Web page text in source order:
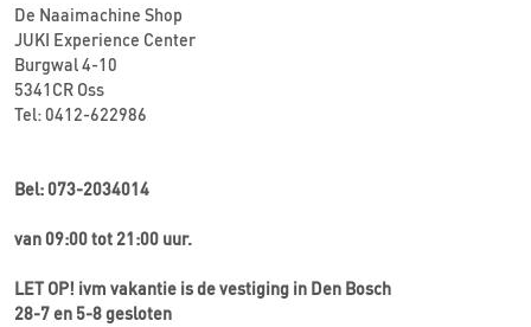
De Naaimachine Shop
JUKI Experience Center
Burgwal 4-10
5341CR Oss
Tel: 0412-622986
Bel: 073-2034014
van 09:00 tot 21:00 uur.
LET OP! ivm vakantie is de vestiging in Den Bosch
28-7 en 5-8 gesloten